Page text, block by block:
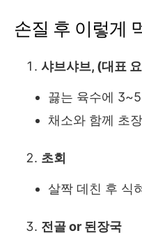
손질 후 이렇게
샤브샤브, (대표
끓는 육수에
채소와 함께 초
초회
살짝 데친 후 식
전골 or 된장국